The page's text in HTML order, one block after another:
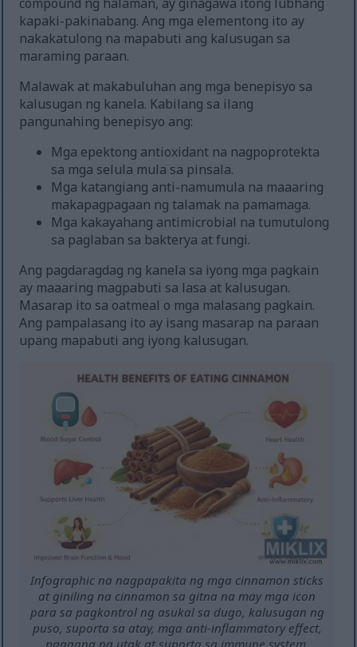
kapaki-pakinabang. Ang mga elementong ito ay
nakakatulong na mapabuti ang kalusugan sa
maraming paraan.
Malawak at makabuluhan ang mga benepisyo sa
kalusugan ng kanela. Kabilang sa ilang
pangunahing benepisyo ang:
Mga epektong antioxidant na nagpoprotekta
sa mga selula mula sa pinsala.
Mga katangiang anti-namumula na maaaring
makapagpagaan ng talamak na pamamaga.
Mga kakayahang antimicrobial na tumutulong
sa paglaban sa bakterya at fungi.
Ang pagdaragdag ng kanela sa iyong mga pagkain
ay maaaring magpabuti sa lasa at kalusugan.
Masarap ito sa oatmeal o mga malasang pagkain.
Ang pampalasang ito ay isang masarap na paraan
upang mapabuti ang iyong kalusugan.
Infographic na nagpapakita ng mga cinnamon sticks
at giniling na cinnamon sa gitna na may mga icon
para sa pagkontrol ng asukal sa dugo, kalusugan ng
puso, suporta sa atay, mga anti-inflammatory effect,